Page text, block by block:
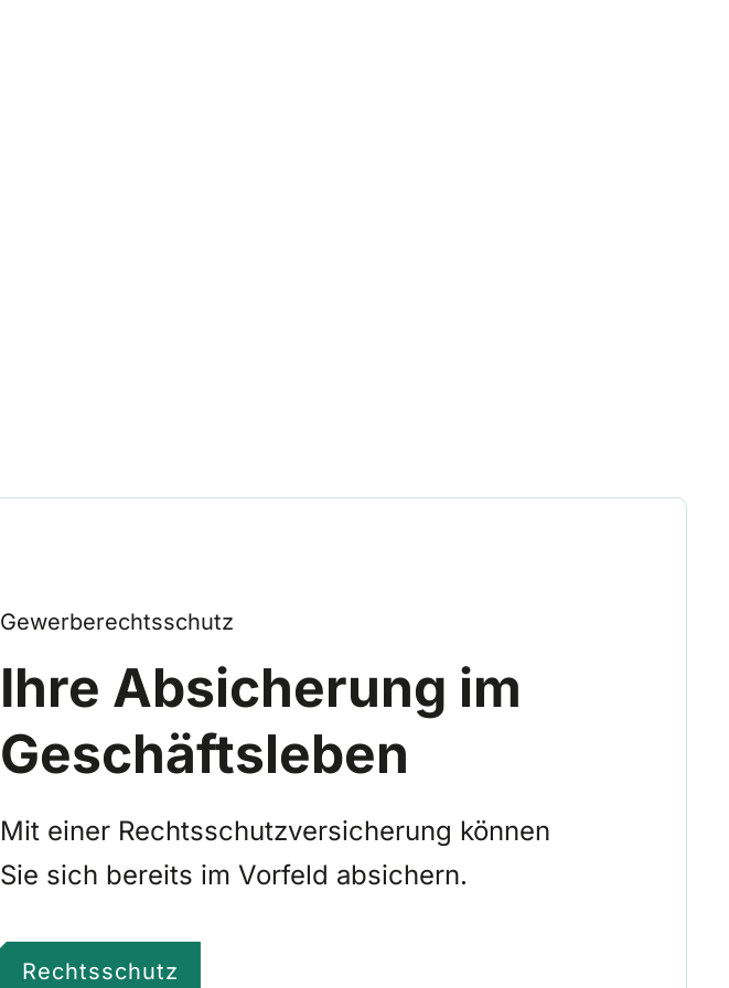
Gewerberechtsschutz
Ihre Absicherung im
Geschäftsleben
Mit einer Rechtsschutzversicherung können
Sie sich bereits im Vorfeld absichern.
Rechtsschutz